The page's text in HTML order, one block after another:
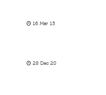
16 Mar 15
28 Dec 20